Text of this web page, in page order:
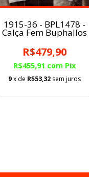
1915-36 - BPL1478 -
Calça Fem Buphallos
R$479,90
R$455,91 com Pix
9x de R$53,32 sem juros